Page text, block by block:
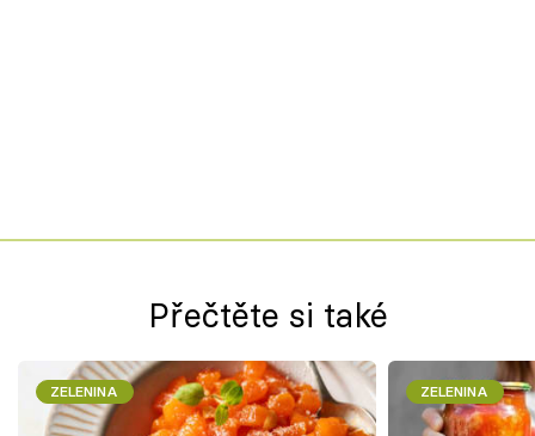
Přečtěte si také
ZELENINA ZELENINA